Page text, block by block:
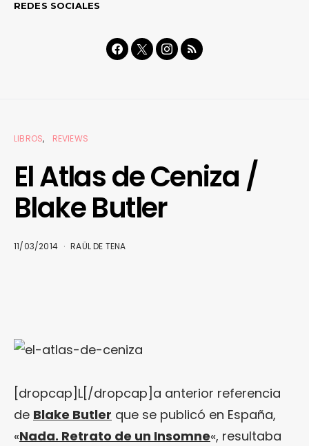
REDES SOCIALES
LIBROS REVIEWS
El Atlas de Ceniza /
Blake Butler
11/03/2014 RAÜL DE TENA
[dropcap]L[/dropcap]a anterior referencia
de Blake Butler que se publicó en España,
«Nada. Retrato de un Insomne«, resultaba